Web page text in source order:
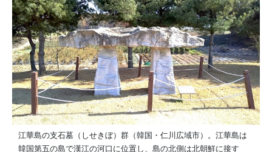
江華島の支石墓（しせきぼ）群（韓国・仁川広域市）。江華島は
韓国第五の島で漢江の河口に位置し、島の北側は北朝鮮に接す